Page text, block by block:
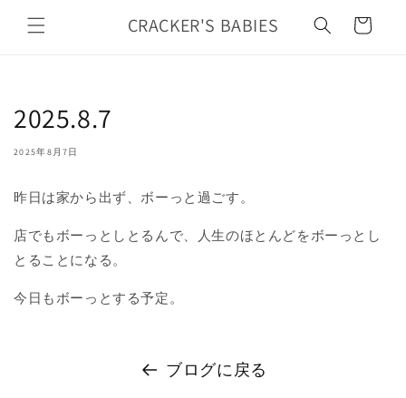
ンツに
進む
CRACKER'S BABIES
ー
2025.8.7
2025年8月7日
昨日は家から出ず、ボーっと過ごす。
店でもボーっとしとるんで、人生のほとんどをボーっとし
とることになる。
今日もボーっとする予定。
ブログに戻る